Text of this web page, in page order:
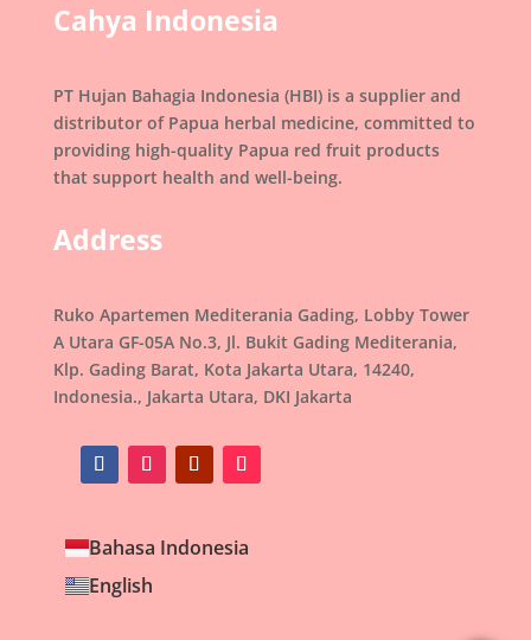
Cahya Indonesia
PT Hujan Bahagia Indonesia (HBI) is a supplier and
distributor of Papua herbal medicine, committed to
providing high-quality Papua red fruit products
that support health and well-being.
Address
Ruko Apartemen Mediterania Gading, Lobby Tower
A Utara GF-05A No.3, Jl. Bukit Gading Mediterania,
Klp. Gading Barat, Kota Jakarta Utara, 14240,
Indonesia., Jakarta Utara, DKI Jakarta
Bahasa Indonesia
English